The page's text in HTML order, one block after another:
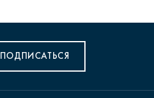
ПОДПИСАТЬСЯ